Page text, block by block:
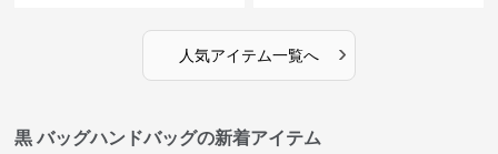
人気アイテム一覧へ ›
黒 バッグハンドバッグの新着アイテム